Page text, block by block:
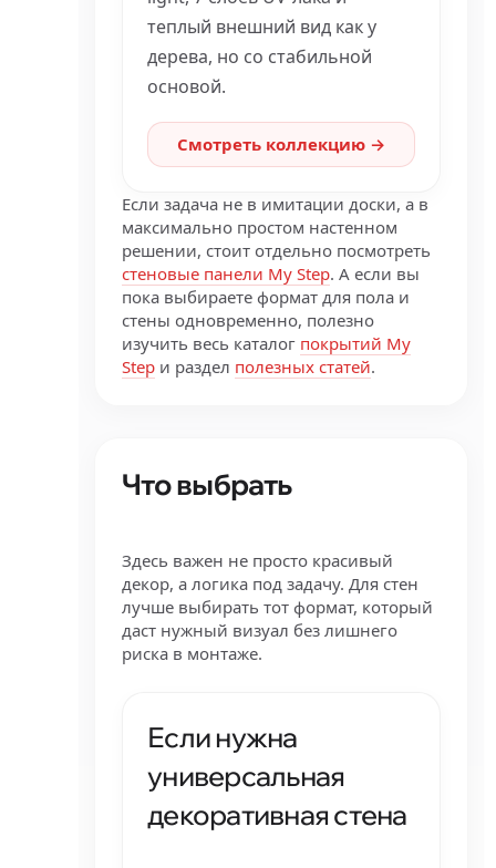
теплый внешний вид как у
дерева, но со стабильной
основой.
Смотреть коллекцию →
Если задача не в имитации доски, а в
максимально простом настенном
решении, стоит отдельно посмотреть
стеновые панели My Step. А если вы
пока выбираете формат для пола и
стены одновременно, полезно
изучить весь каталог покрытий My
Step и раздел полезных статей.
Что выбрать
Здесь важен не просто красивый
декор, а логика под задачу. Для стен
лучше выбирать тот формат, который
даст нужный визуал без лишнего
риска в монтаже.
Если нужна
универсальная
декоративная стена